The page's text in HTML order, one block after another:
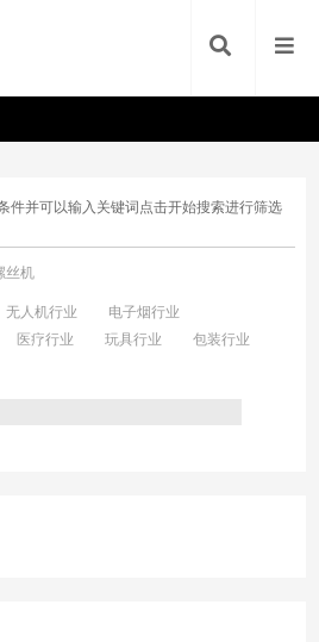
件并可以输入关键词点击开始搜索进行筛选
丝机
无人机行业
电子烟行业
医疗行业 玩具行业
包装行业